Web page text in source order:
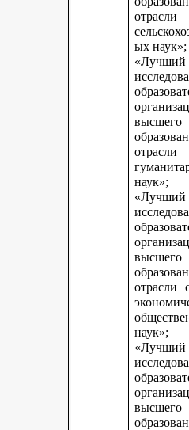
отрасли
ых наук»;
высшего
отрасли
наук»;
высшего
отрасли
наук»;
высшего